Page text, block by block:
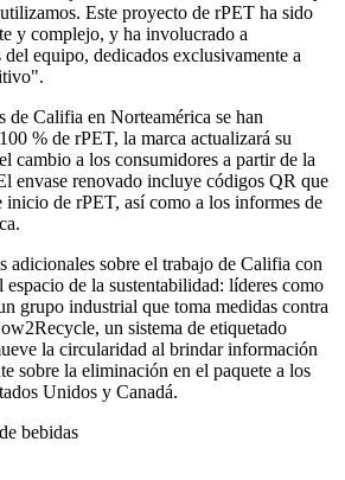
Este proyecto de rPET ha sido
y complejo, y ha involucrado a
equipo, dedicados exclusivamente a
de Califia en Norteamérica se han
% de rPET, la marca actualizará su
cambio a los consumidores a partir de la
envase renovado incluye códigos QR que
inicio de rPET, así como a los informes de
adicionales sobre el trabajo de Califia con
espacio de la sustentabilidad: líderes como
grupo industrial que toma medidas contra
un sistema de etiquetado
la circularidad al brindar información
sobre la eliminación en el paquete a los
Unidos y Canadá.
bebidas